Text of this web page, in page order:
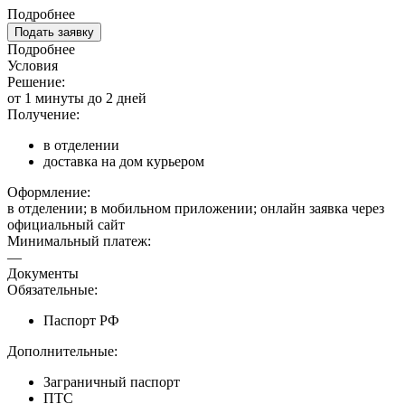
Подробнее
Подать заявку
Подробнее
Условия
Решение:
от 1 минуты до 2 дней
Получение:
в отделении
доставка на дом курьером
Оформление:
в отделении; в мобильном приложении; онлайн заявка через
официальный сайт
Минимальный платеж:
—
Документы
Обязательные:
Паспорт РФ
Дополнительные:
Заграничный паспорт
ПТС